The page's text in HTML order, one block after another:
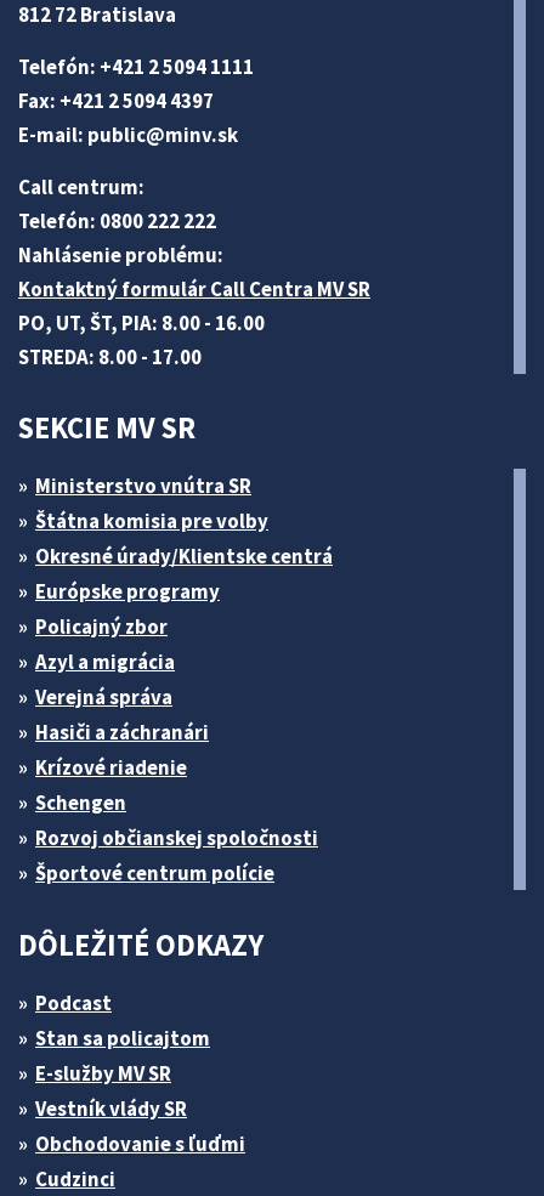
812 72 Bratislava
Telefón: +421 2 5094 1111
Fax: +421 2 5094 4397
E-mail: public@minv.sk
Call centrum:
Telefón: 0800 222 222
Nahlásenie problému:
Kontaktný formulár Call Centra MV SR
PO, UT, ŠT, PIA: 8.00 - 16.00
STREDA: 8.00 - 17.00
SEKCIE MV SR
Ministerstvo vnútra SR
Štátna komisia pre volby
Okresné úrady/Klientske centrá
Európske programy
Policajný zbor
Azyl a migrácia
Verejná správa
Hasiči a záchranári
Krízové riadenie
Schengen
Rozvoj občianskej spoločnosti
Športové centrum polície
DÔLEŽITÉ ODKAZY
Podcast
Stan sa policajtom
E-služby MV SR
Vestník vlády SR
Obchodovanie s ľuďmi
Cudzinci